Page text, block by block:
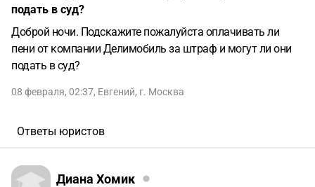
подать в суд?
Доброй ночи. Подскажите пожалуйста оплачивать ли
пени от компании Делимобиль за штраф и могут ли они
подать в суд?
08 февраля, 02:37, Евгений, г. Москва
Ответы юристов
Диана Хомик